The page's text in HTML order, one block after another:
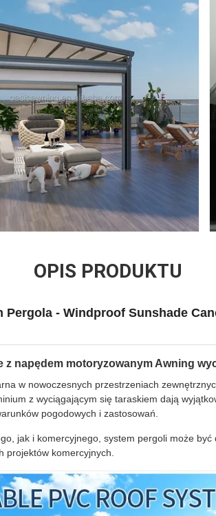
OPIS PRODUKTU
- Windproof Sunshade
z napędem motoryzowanym Awning
w nowoczesnych przestrzeniach
z wyciągającym się taraskiem dają
pogodowych i zastosowań.
jak i komercyjnego, system pergoli może być
projektów komercyjnych.